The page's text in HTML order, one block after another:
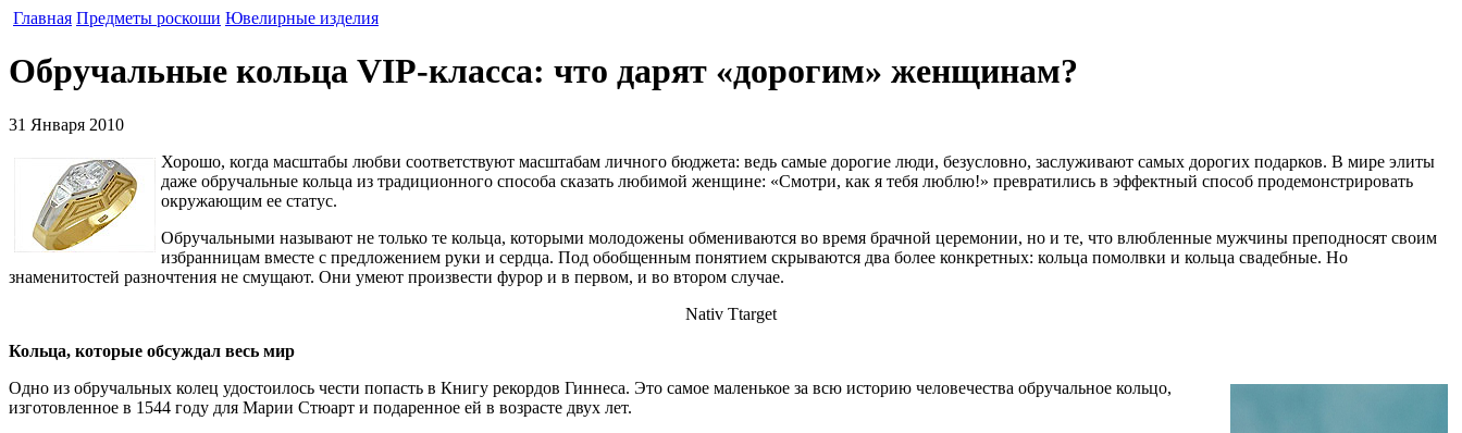
Главная Предметы роскоши Ювелирные изделия
Обручальные кольца VIP-класса: что дарят «дорогим» женщинам?
31 Января 2010
Хорошо, когда масштабы любви соответствуют масштабам личного бюджета: ведь самые дорогие люди, безусловно, заслуживают самых дорогих подарков. В мире элиты
даже обручальные кольца из традиционного способа сказать любимой женщине: «Смотри, как я тебя люблю!» превратились в эффектный способ продемонстрировать
окружающим ее статус.
Обручальными называют не только те кольца, которыми молодожены обмениваются во время брачной церемонии, но и те, что влюбленные мужчины преподносят своим
избранницам вместе с предложением руки и сердца. Под обобщенным понятием скрываются два более конкретных: кольца помолвки и кольца свадебные. Но
знаменитостей разночтения не смущают. Они умеют произвести фурор и в первом, и во втором случае.
Nativ Ttarget
Кольца, которые обсуждал весь мир
Одно из обручальных колец удостоилось чести попасть в Книгу рекордов Гиннеса. Это самое маленькое за всю историю человечества обручальное кольцо,
изготовленное в 1544 году для Марии Стюарт и подаренное ей в возрасте двух лет.